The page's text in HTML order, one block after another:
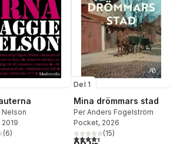
2019
stjärnor. Totalt antal röster:
(6)
Del 1
Mina drömmars stad
Per Anders Fogelström
Pocket, 2026
4,4utav 5 stjärnor. Totalt
(15)